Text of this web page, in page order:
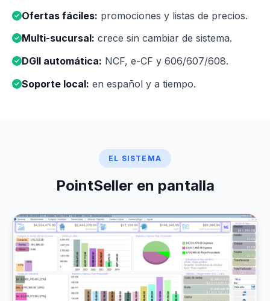
Ofertas fáciles: promociones y listas de precios.
Multi-sucursal: crece sin cambiar de sistema.
DGII automática: NCF, e-CF y 606/607/608.
Soporte local: en español y a tiempo.
EL SISTEMA
PointSeller en pantalla